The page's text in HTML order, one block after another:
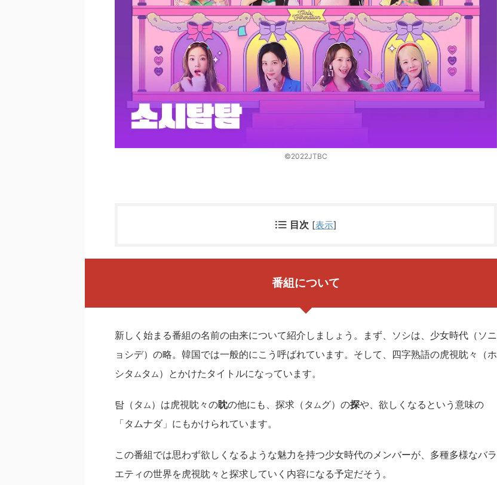
©2022JTBC
目次 [表示]
番組について
新しく始まる番組の名前の由来について紹介しましょう。まず、ソシは、少女時代（ソニ
ョシデ）の略。韓国では一般的にこう呼ばれています。そして、四字熟語の虎視眈々（ホ
シタ ム タ ム ）とかけたタイトルになっています。
탐（タ ム ）は虎視眈々の眈の他にも、探求（タ ムグ）の探や、欲しくなるという意味の
「タムナダ」にもかけられています。
この番組では思わず欲しくなるような魅力を持つ少女時代のメンバーが、多種多様なバラ
エティの世界を虎視眈々と探求していく内容になる予定だそう。